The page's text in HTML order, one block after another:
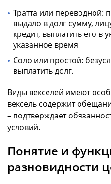
Тратта или переводной:
выдало в долг сумму,
кредит, выплатить его в
указанное время.
Соло или простой:
выплатить долг.
Виды векселей имеют
вексель содержит
– подтверждает
условий.
Понятие и
разновидности